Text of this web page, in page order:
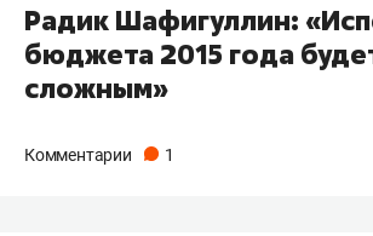
Радик Шафигуллин:
бюджета 2015 года
сложным»
Комментарии 1